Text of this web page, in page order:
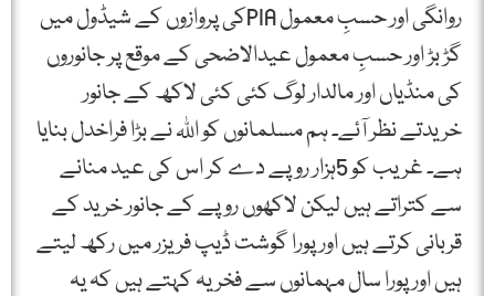
روانگی اور حسبِ معمول PIAکی پروازوں کے شیڈول میں
گڑ بڑ اور حسبِ معمول عیدالاضحی کے موقع پر جانوروں
کی منڈیاں اور مالدار لوگ کئی کئی لاکھ کے جانور
خریدتے نظر آئے۔ ہم مسلمانوں کو اللہ نے بڑا فراخدل بنایا
ہے۔ غریب کو 5ہزار روپے دے کر اس کی عید منانے
سے کتراتے ہیں لیکن لاکھوں روپے کے جانور خرید کے
قربانی کرتے ہیں اور پورا گوشت ڈیپ فریزر میں رکھ لیتے
ہیں اور پورا سال مہمانوں سے فخریہ کہتے ہیں کہ یہ